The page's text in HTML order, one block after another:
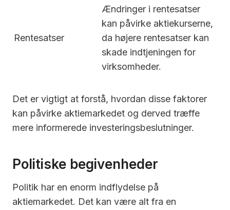
Rentesatser
Ændringer i rentesatser
kan påvirke aktiekurserne,
da højere rentesatser kan
skade indtjeningen for
virksomheder.
Det er vigtigt at forstå, hvordan disse faktorer
kan påvirke aktiemarkedet og derved træffe
mere informerede investeringsbeslutninger.
Politiske begivenheder
Politik har en enorm indflydelse på
aktiemarkedet. Det kan være alt fra en